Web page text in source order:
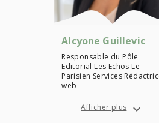
Alcyone Guillevic
Responsable du Pôle
Editorial Les Echos Le
Parisien Services
web
Afficher plus